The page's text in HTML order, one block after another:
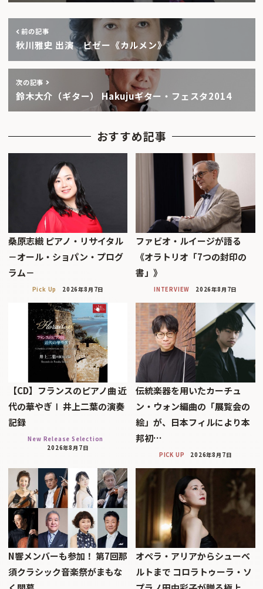
前の記事
秋川雅史 出演 ビゼー《カルメン》
次の記事
鈴木大介（ギター） Hakujuギター・フェスタ2014
おすすめ記事
桑原志織 ピアノ・リサイタル
－オール・ショパン・プログ
ラム－
Pick Up 2026年8月7日
ファビオ・ルイージが語る
《オラトリオ「7つの封印の
書」》
INTERVIEW 2026年8月7日
【CD】フランスのピアノ曲 近
代の華やぎⅠ 井上二葉の演奏
記録
New Release Selection
2026年8月7日
伝統楽器を用いたカーチュ
ン・ウォン編曲の「展覧会の
絵」が、日本フィルにより本
邦初…
PICK UP 2026年8月7日
N響メンバーも参加！ 第7回那
須クラシック音楽祭がまもな
オペラ・アリアからシューベ
ルトまで コロラトゥーラ・ソ